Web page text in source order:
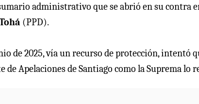
administrativo que se abrió en su contra
(PPD).
de 2025, vía un recurso de protección, intentó
de Apelaciones de Santiago como la Suprema lo